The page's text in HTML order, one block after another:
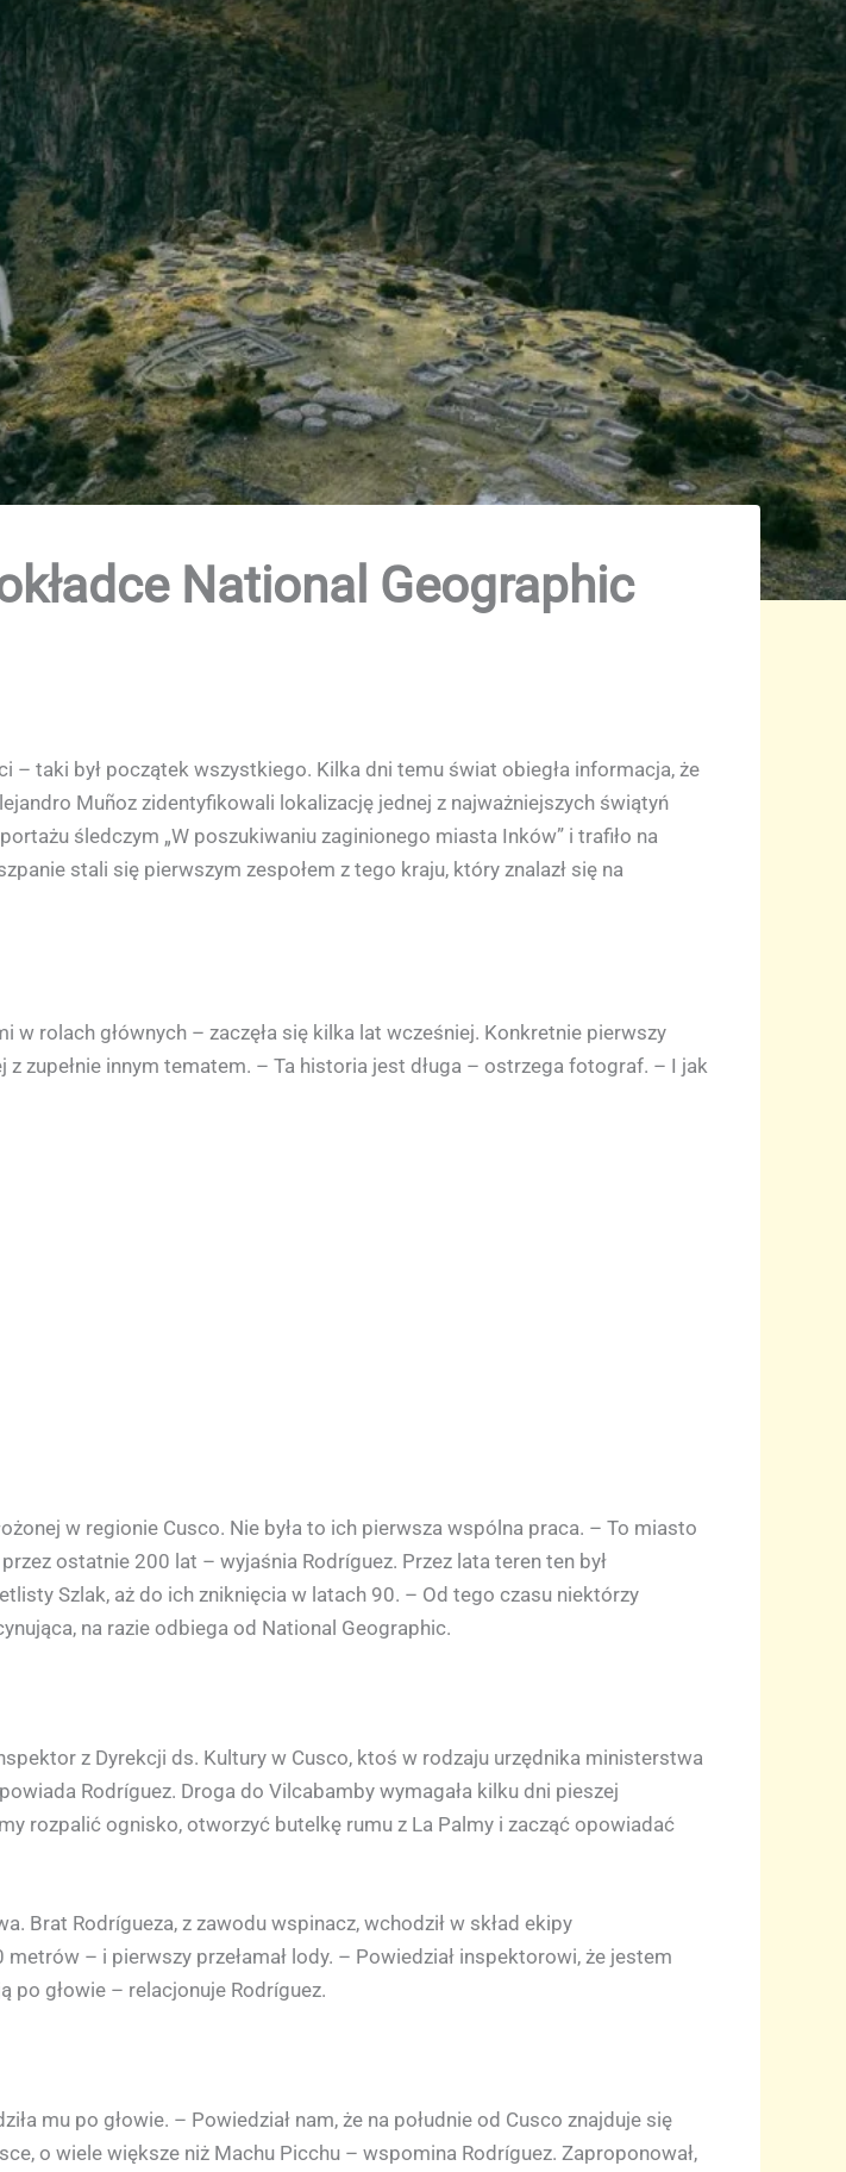
National Geographic
taki był początek wszystkiego. Kilka dni temu świat obiegła informacja, że
Muñoz zidentyfikowali lokalizację jednej z najważniejszych świątyń
śledczym „W poszukiwaniu zaginionego miasta Inków” i trafiło na
stali się pierwszym zespołem z tego kraju, który znalazł się na
rolach głównych – zaczęła się kilka lat wcześniej. Konkretnie pierwszy
zupełnie innym tematem. – Ta historia jest długa – ostrzega fotograf. – I jak
w regionie Cusco. Nie była to ich pierwsza wspólna praca. – To miasto
ostatnie 200 lat – wyjaśnia Rodríguez. Przez lata teren ten był
Szlak, aż do ich zniknięcia w latach 90. – Od tego czasu niektórzy
na razie odbiega od National Geographic.
z Dyrekcji ds. Kultury w Cusco, ktoś w rodzaju urzędnika ministerstwa
Rodríguez. Droga do Vilcabamby wymagała kilku dni pieszej
rozpalić ognisko, otworzyć butelkę rumu z La Palmy i zacząć opowiadać
Brat Rodrígueza, z zawodu wspinacz, wchodził w skład ekipy
– i pierwszy przełamał lody. – Powiedział inspektorowi, że jestem
po głowie – relacjonuje Rodríguez.
mu po głowie. – Powiedział nam, że na południe od Cusco znajduje się
o wiele większe niż Machu Picchu – wspomina Rodríguez. Zaproponował,